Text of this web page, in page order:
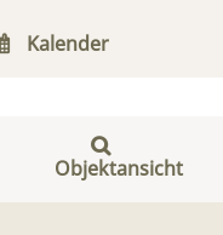
Kalender
Objektansicht